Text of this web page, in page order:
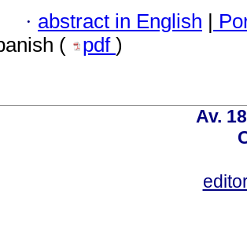
· abstract in English |
(
pdf )
Av.